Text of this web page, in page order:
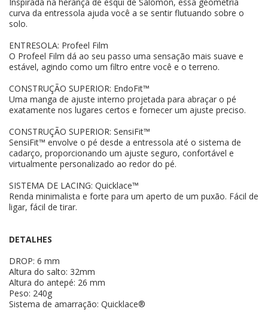
Inspirada na herança de esqui de Salomon, essa geometria
curva da entressola ajuda você a se sentir flutuando sobre o
solo.
ENTRESOLA: Profeel Film
O Profeel Film dá ao seu passo uma sensação mais suave e
estável, agindo como um filtro entre você e o terreno.
CONSTRUÇÃO SUPERIOR: EndoFit™
Uma manga de ajuste interno projetada para abraçar o pé
exatamente nos lugares certos e fornecer um ajuste preciso.
CONSTRUÇÃO SUPERIOR: SensiFit™
SensiFit™ envolve o pé desde a entressola até o sistema de
cadarço, proporcionando um ajuste seguro, confortável e
virtualmente personalizado ao redor do pé.
SISTEMA DE LACING: Quicklace™
Renda minimalista e forte para um aperto de um puxão. Fácil de
ligar, fácil de tirar.
DETALHES
DROP: 6 mm
Altura do salto: 32mm
Altura do antepé: 26 mm
Peso: 240g
Sistema de amarração: Quicklace®